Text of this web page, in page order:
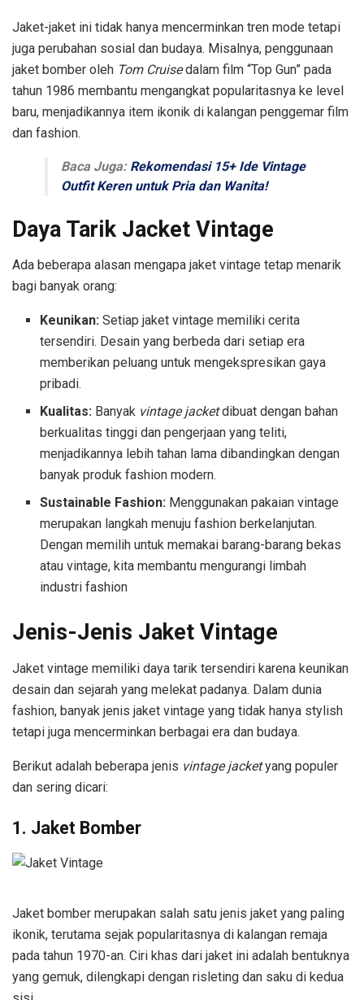
Jaket-jaket ini tidak hanya mencerminkan tren mode tetapi
juga perubahan sosial dan budaya. Misalnya, penggunaan
jaket bomber oleh Tom Cruisedalam film “Top Gun” pada
tahun 1986 membantu mengangkat popularitasnya ke level
baru, menjadikannya item ikonik di kalangan penggemar film
dan fashion.
Baca Juga: Rekomendasi 15+ Ide Vintage
Outfit Keren untuk Pria dan Wanita!
Daya Tarik Jacket Vintage
Ada beberapa alasan mengapa jaket vintage tetap menarik
bagi banyak orang:
Keunikan:Setiap jaket vintage memiliki cerita
tersendiri. Desain yang berbeda dari setiap era
memberikan peluang untuk mengekspresikan gaya
pribadi.
Kualitas: Banyak vintage jacketdibuat dengan bahan
berkualitas tinggi dan pengerjaan yang teliti,
menjadikannya lebih tahan lama dibandingkan dengan
banyak produk fashion modern.
Sustainable Fashion: Menggunakan pakaian vintage
merupakan langkah menuju fashion berkelanjutan.
Dengan memilih untuk memakai barang-barang bekas
atau vintage, kita membantu mengurangi limbah
industri fashion
Jenis-Jenis Jaket Vintage
Jaket vintage memiliki daya tarik tersendiri karena keunikan
desain dan sejarah yang melekat padanya. Dalam dunia
fashion, banyak jenis jaket vintage yang tidak hanya stylish
tetapi juga mencerminkan berbagai era dan budaya.
Berikut adalah beberapa jenis vintage jacketyang populer
dan sering dicari:
1. Jaket Bomber
Jaket bomber merupakan salah satu jenis jaket yang paling
ikonik, terutama sejak popularitasnya di kalangan remaja
pada tahun 1970-an. Ciri khas dari jaket ini adalah bentuknya
yang gemuk, dilengkapi dengan risleting dan saku di kedua